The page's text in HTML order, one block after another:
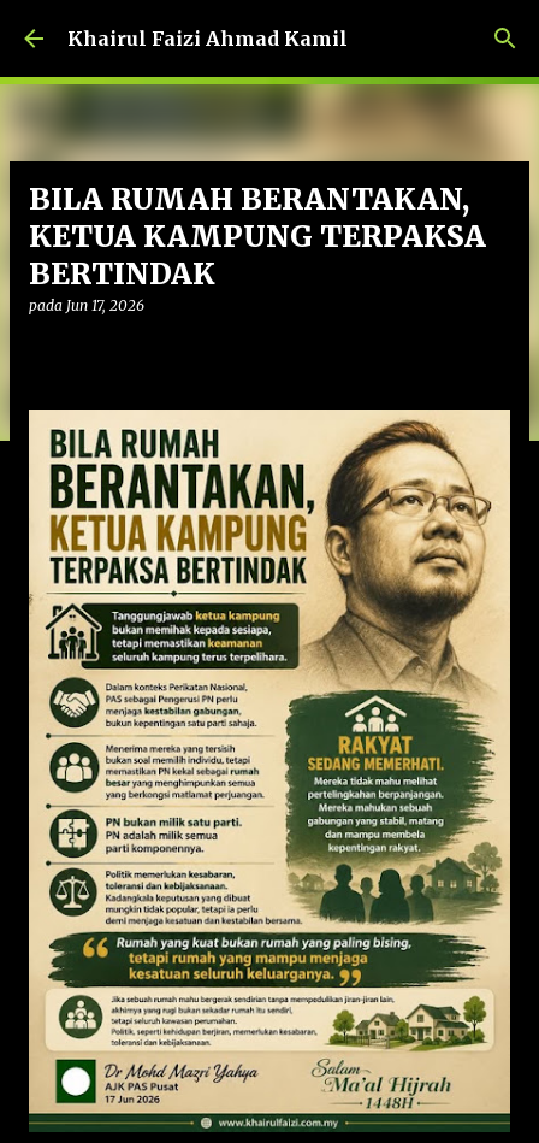
Langkau ke kandungan utama
Khairul Faizi Ahmad Kamil
BILA RUMAH BERANTAKAN,
KETUA KAMPUNG TERPAKSA
BERTINDAK
pada Jun 17, 2026